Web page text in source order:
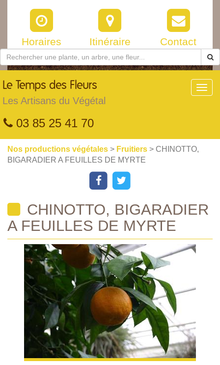
Horaires Itinéraire Contact
Le Temps des Fleurs
Les Artisans du Végétal
03 85 25 41 70
Nos productions végétales > Fruitiers > CHINOTTO,
BIGARADIER A FEUILLES DE MYRTE
CHINOTTO, BIGARADIER
A FEUILLES DE MYRTE